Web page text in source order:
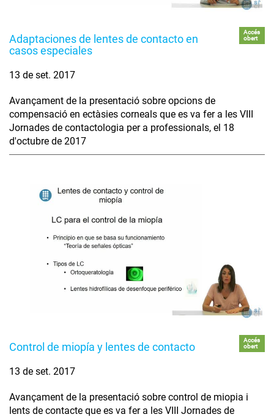
Adaptaciones de lentes de contacto en
casos especiales
Accés
obert
13 de set. 2017
Avançament de la presentació sobre opcions de
compensació en ectàsies corneals que es va fer a les VIII
Jornades de contactologia per a professionals, el 18
d'octubre de 2017
Control de miopía y lentes de contacto
Accés
obert
13 de set. 2017
Avançament de la presentació sobre control de miopia i
lents de contacte que es va fer a les VIII Jornades de